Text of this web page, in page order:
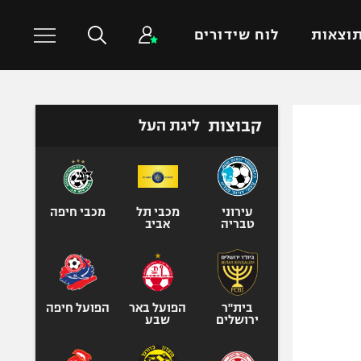
תוצאות לוח שידורים
כדורסל עולמי ענפים נוספים
כדוריד
שחייה
אגרוף
ספורט אולימפי
היאבקות WWE
קבוצות ליגת העל
עירוני
טבריה
מכבי תל
אביב
מכבי חיפה
בית"ר
ירושלים
הפועל באר
שבע
הפועל חיפה